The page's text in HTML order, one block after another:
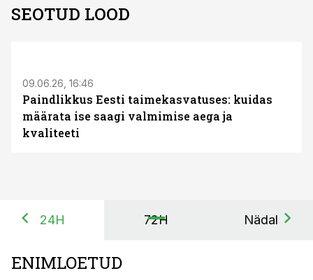
SEOTUD LOOD
09.06.26, 16:46
Paindlikkus Eesti taimekasvatuses: kuidas
määrata ise saagi valmimise aega ja
kvaliteeti
24H 72H Nädal
ENIMLOETUD